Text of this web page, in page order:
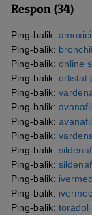
Respon (34)
Ping-balik:
Ping-balik:
Ping-balik: online
Ping-balik: orlistat
Ping-balik:
Ping-balik:
Ping-balik:
Ping-balik:
Ping-balik:
Ping-balik:
Ping-balik:
Ping-balik:
Ping-balik: toradol